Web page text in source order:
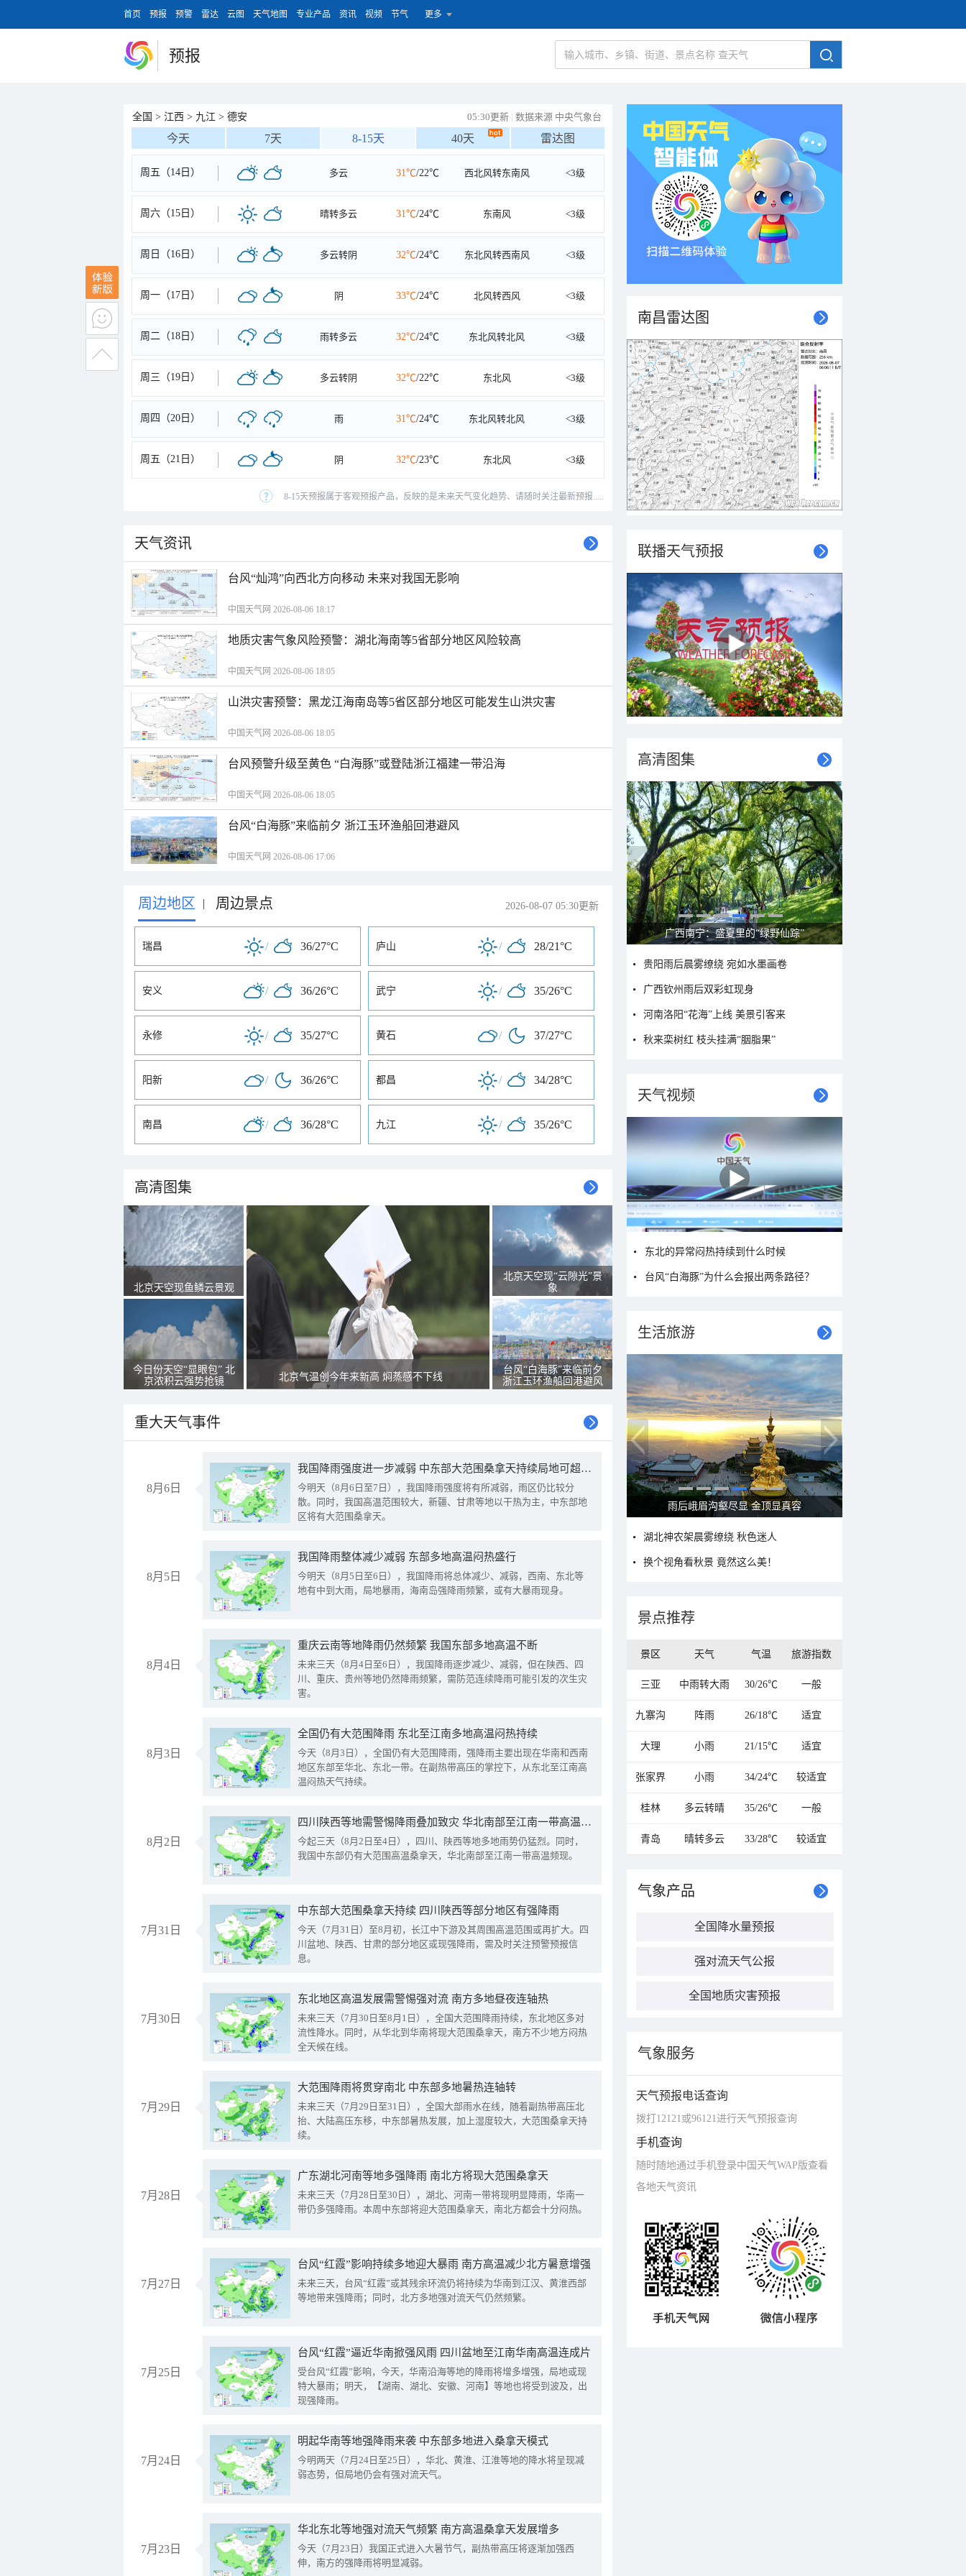
首页 预报 预警 雷达 云图 天气地图 专业产品 资讯 视频 节气 更多
预报
全国 > 江西 > 九江 > 德安 05:30更新 | 数据来源 中央气象台
今天 7天 8-15天 40天 雷达图
周五（14日） 多云 31℃/22℃ 西北风转东南风 <3级
周六（15日） 晴转多云 31℃/24℃ 东南风 <3级
周日（16日） 多云转阴 32℃/24℃ 东北风转西南风 <3级
周一（17日） 阴 33℃/24℃ 北风转西风 <3级
周二（18日） 雨转多云 32℃/24℃ 东北风转北风 <3级
周三（19日） 多云转阴 32℃/22℃ 东北风 <3级
周四（20日） 雨 31℃/24℃ 东北风转北风 <3级
周五（21日） 阴 32℃/23℃ 东北风 <3级
8-15天预报属于客观预报产品，反映的是未来天气变化趋势、请随时关注最新预报.....
天气资讯
台风“灿鸿”向西北方向移动 未来对我国无影响
中国天气网 2026-08-06 18:17
地质灾害气象风险预警：湖北海南等5省部分地区风险较高
中国天气网 2026-08-06 18:05
山洪灾害预警：黑龙江海南岛等5省区部分地区可能发生山洪灾害
中国天气网 2026-08-06 18:05
台风预警升级至黄色 “白海豚”或登陆浙江福建一带沿海
中国天气网 2026-08-06 18:05
台风“白海豚”来临前夕 浙江玉环渔船回港避风
中国天气网 2026-08-06 17:06
周边地区 | 周边景点 2026-08-07 05:30更新
瑞昌 / 36/27°C 庐山 / 28/21°C
安义 / 36/26°C 武宁 / 35/26°C
永修 / 35/27°C 黄石 / 37/27°C
阳新 / 36/26°C 都昌 / 34/28°C
南昌 / 36/28°C 九江 / 35/26°C
高清图集
北京天空现鱼鳞云景观
今日份天空“显眼包” 北
京浓积云强势抢镜
北京气温创今年来新高 焖蒸感不下线
北京天空现“云隙光”景
象
台风“白海豚”来临前夕
浙江玉环渔船回港避风
重大天气事件
8月6日
我国降雨强度进一步减弱 中东部大范围桑拿天持续局地可超38℃
今明天（8月6日至7日），我国降雨强度将有所减弱，雨区仍比较分
散。同时，我国高温范围较大，新疆、甘肃等地以干热为主，中东部地
区将有大范围桑拿天。
8月5日
我国降雨整体减少减弱 东部多地高温闷热盛行
今明天（8月5日至6日），我国降雨将总体减少、减弱，西南、东北等
地有中到大雨，局地暴雨，海南岛强降雨频繁，或有大暴雨现身。
8月4日
重庆云南等地降雨仍然频繁 我国东部多地高温不断
未来三天（8月4日至6日），我国降雨逐步减少、减弱，但在陕西、四
川、重庆、贵州等地仍然降雨频繁，需防范连续降雨可能引发的次生灾
害。
8月3日
全国仍有大范围降雨 东北至江南多地高温闷热持续
今天（8月3日），全国仍有大范围降雨，强降雨主要出现在华南和西南
地区东部至华北、东北一带。在副热带高压的掌控下，从东北至江南高
温闷热天气持续。
8月2日
四川陕西等地需警惕降雨叠加致灾 华北南部至江南一带高温频现
今起三天（8月2日至4日），四川、陕西等地多地雨势仍猛烈。同时，
我国中东部仍有大范围高温桑拿天，华北南部至江南一带高温频现。
7月31日
中东部大范围桑拿天持续 四川陕西等部分地区有强降雨
今天（7月31日）至8月初，长江中下游及其周围高温范围或再扩大。四
川盆地、陕西、甘肃的部分地区或现强降雨，需及时关注预警预报信
息。
7月30日
东北地区高温发展需警惕强对流 南方多地昼夜连轴热
未来三天（7月30日至8月1日），全国大范围降雨持续，东北地区多对
流性降水。同时，从华北到华南将现大范围桑拿天，南方不少地方闷热
全天候在线。
7月29日
大范围降雨将贯穿南北 中东部多地暑热连轴转
未来三天（7月29日至31日），全国大部雨水在线，随着副热带高压北
抬、大陆高压东移，中东部暑热发展，加上湿度较大，大范围桑拿天持
续。
7月28日
广东湖北河南等地多强降雨 南北方将现大范围桑拿天
未来三天（7月28日至30日），湖北、河南一带将现明显降雨，华南一
带仍多强降雨。本周中东部将迎大范围桑拿天，南北方都会十分闷热。
7月27日
台风“红霞”影响持续多地迎大暴雨 南方高温减少北方暑意增强
未来三天，台风“红霞”或其残余环流仍将持续为华南到江汉、黄淮西部
等地带来强降雨；同时，北方多地强对流天气仍然频繁。
7月25日
台风“红霞”逼近华南掀强风雨 四川盆地至江南华南高温连成片
受台风“红霞”影响，今天，华南沿海等地的降雨将增多增强，局地或现
特大暴雨；明天，【湖南、湖北、安徽、河南】等地也将受到波及，出
现强降雨。
7月24日
明起华南等地强降雨来袭 中东部多地进入桑拿天模式
今明两天（7月24日至25日），华北、黄淮、江淮等地的降水将呈现减
弱态势，但局地仍会有强对流天气。
7月23日
华北东北等地强对流天气频繁 南方高温桑拿天发展增多
今天（7月23日）我国正式进入大暑节气，副热带高压将逐渐加强西
伸，南方的强降雨将明显减弱。
南昌雷达图
联播天气预报
高清图集
呼伦贝尔草原 藏着最治愈的蓝天白云
贵阳雨后晨雾缭绕 宛如水墨画卷
广西钦州雨后双彩虹现身
河南洛阳“花海”上线 美景引客来
秋来栾树红 枝头挂满“胭脂果”
天气视频
东北的异常闷热持续到什么时候
台风“白海豚”为什么会报出两条路径？
生活旅游
秋意浓 蓝天映衬下的哈尔滨伏尔加庄园
湖北神农架晨雾缭绕 秋色迷人
换个视角看秋景 竟然这么美！
景点推荐
景区 天气 气温 旅游指数
三亚 中雨转大雨 30/26℃ 一般
九寨沟 阵雨 26/18℃ 适宜
大理 小雨 21/15℃ 适宜
张家界 小雨 34/24℃ 较适宜
桂林 多云转晴 35/26℃ 一般
青岛 晴转多云 33/28℃ 较适宜
气象产品
全国降水量预报
强对流天气公报
全国地质灾害预报
气象服务
天气预报电话查询
拨打12121或96121进行天气预报查询
手机查询
随时随地通过手机登录中国天气WAP版查看
各地天气资讯